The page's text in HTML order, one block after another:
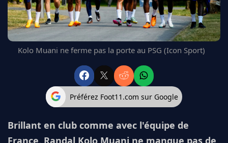
ARSENAL
BAYERN
L'AVIS DE LA RÉDAC'
Kolo Muani ne ferme pas la porte au PSG (Icon Sport)
Préférez Foot11.com sur Google
Brillant en club comme avec l'équipe de